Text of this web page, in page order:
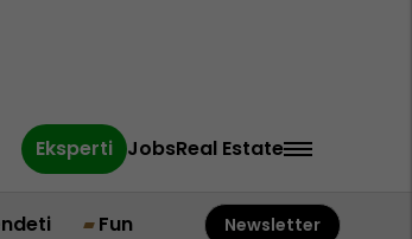
Eksperti JobsReal Estate
Fun Newsletter